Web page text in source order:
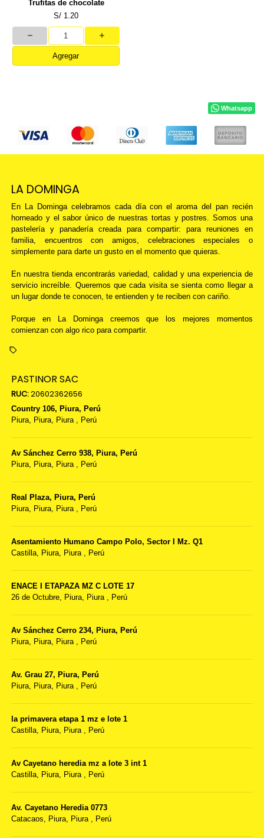
Trufitas de chocolate
S/ 1.20
Agregar
Whatsapp
LA DOMINGA
En La Dominga celebramos cada día con el aroma del pan recién
horneado y el sabor único de nuestras tortas y postres. Somos una
pastelería y panadería creada para compartir: para reuniones en
familia, encuentros con amigos, celebraciones especiales o
simplemente para darte un gusto en el momento que quieras.
En nuestra tienda encontrarás variedad, calidad y una experiencia de
servicio increíble. Queremos que cada visita se sienta como llegar a
un lugar donde te conocen, te entienden y te reciben con cariño.
Porque en La Dominga creemos que los mejores momentos
comienzan con algo rico para compartir.
PASTINOR SAC
RUC:20602362656
Country 106, Piura, Perú
Piura, Piura, Piura , Perú
Av Sánchez Cerro 938, Piura, Perú
Piura, Piura, Piura , Perú
Real Plaza, Piura, Perú
Piura, Piura, Piura , Perú
Asentamiento Humano Campo Polo, Sector I Mz. Q1
Castilla, Piura, Piura , Perú
ENACE I ETAPAZA MZ C LOTE 17
26 de Octubre, Piura, Piura , Perú
Av Sánchez Cerro 234, Piura, Perú
Piura, Piura, Piura , Perú
Av. Grau 27, Piura, Perú
Piura, Piura, Piura , Perú
la primavera etapa 1 mz e lote 1
Castilla, Piura, Piura , Perú
Av Cayetano heredia mz a lote 3 int 1
Castilla, Piura, Piura , Perú
Av. Cayetano Heredia 0773
Catacaos, Piura, Piura , Perú